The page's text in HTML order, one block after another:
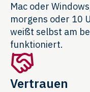
Mac oder
morgens oder 10
weißt selbst am
funktioniert.
Vertrauen